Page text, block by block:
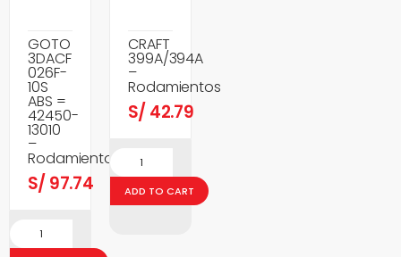
GOTO
3DACF
026F-
10S
ABS =
42450-
13010
–
Rodamientos
S/ 97.74
CRAFT
399A/394A
–
Rodamientos
S/ 42.79
ADD TO CART